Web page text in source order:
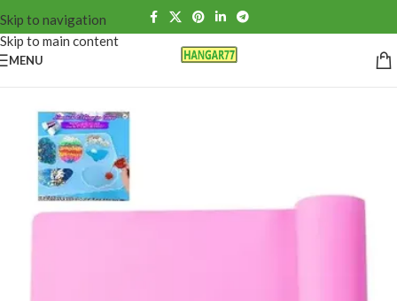
Skip to navigation
Skip to main content
MENU